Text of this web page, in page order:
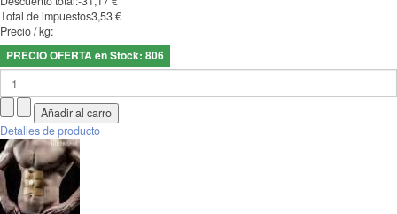
Total de impuestos3,53 €
Precio / kg:
PRECIO OFERTA en Stock: 806
Detalles de producto